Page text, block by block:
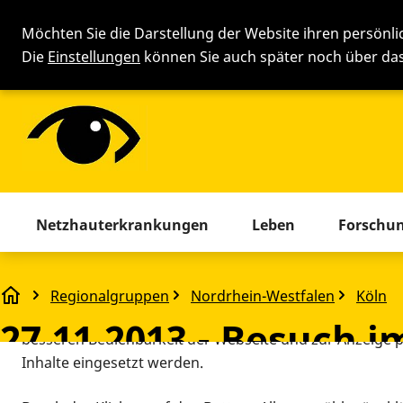
Möchten Sie die Darstellung der Website ihren
Die Einstellungen können Sie auch später noch über
Menü mit allen Seiten.
Netzhauterkrankungen Leben
Regionalgruppen Nordrhein-Westfalen Köln
27.11.2013 - Besuch im Landtag von NRW
27.11.2013 - Besuch
Cookie-
beinhaltet Cookies und Tracking-Tools, die für den
besseren Bedienbarkeit der Webseite und zur Anzeige
Inhalte eingesetzt werden.